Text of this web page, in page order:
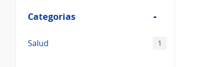
Categorias
Categorias
Salud 1